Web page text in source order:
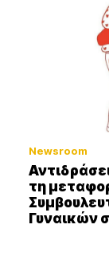
Newsroom
τη
Γυναικών